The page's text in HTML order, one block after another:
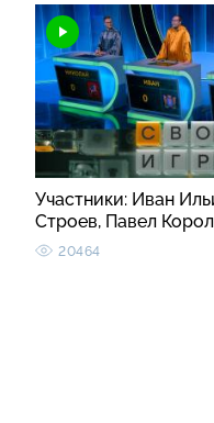
Участники: Иван
Строев, Павел
20464